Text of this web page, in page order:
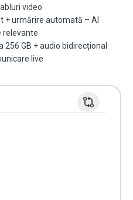
video
+ urmărire automată – AI
relevante
256 GB + audio bidirecțional
live